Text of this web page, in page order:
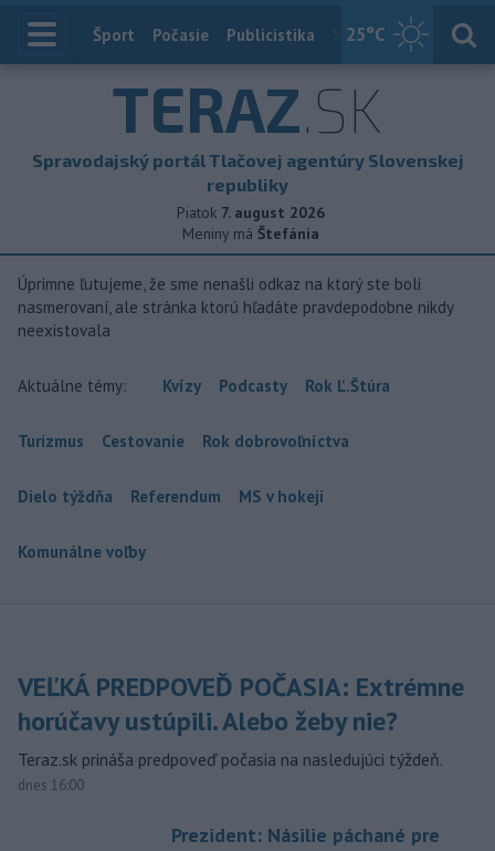
25°C
Index
Šport Počasie Publicistika Slovensko
TERAZ.SK
Spravodajský portál Tlačovej agentúry Slovenskej
republiky
Piatok 7. august 2026
Meniny má Štefánia
Úprimne ľutujeme, že sme nenašli odkaz na ktorý ste boli
nasmerovaní, ale stránka ktorú hľadáte pravdepodobne nikdy
neexistovala
Aktuálne témy: Kvízy Podcasty Rok Ľ.Štúra
Turizmus Cestovanie Rok dobrovoľníctva
Dielo týždňa Referendum MS v hokeji
Komunálne voľby
VEĽKÁ PREDPOVEĎ POČASIA: Extrémne
horúčavy ustúpili. Alebo žeby nie?
Teraz.sk prináša predpoveď počasia na nasledujúci týždeň.
dnes 16:00
Prezident: Násilie páchané pre